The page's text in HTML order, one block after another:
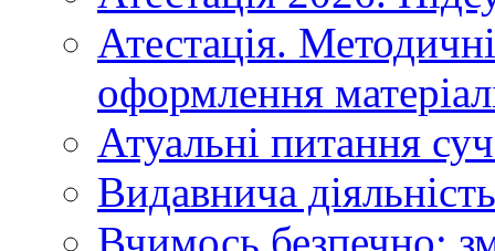
Атестація.
оформлення
Атуальні питання
Видавнича діяльність
Вчимось безпечно: